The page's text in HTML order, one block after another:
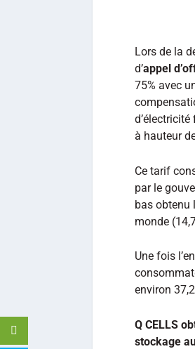
Lors de la
d’appel
75% avec
à hauteur
Ce tarif
par le
bas obtenu
monde
Une fois
environ
Q CELLS
stockage